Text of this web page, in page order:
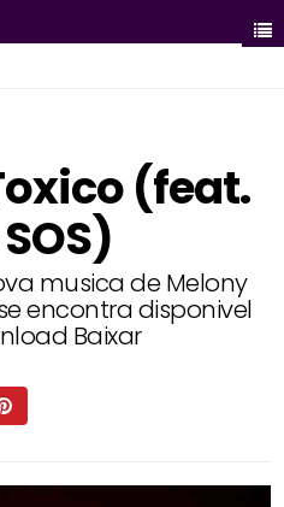
(feat.
musica de Melony
encontra disponivel
Baixar